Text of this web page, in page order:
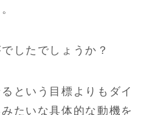
したでしょうか？
という目標よりもダイ
たいな具体的な動機を